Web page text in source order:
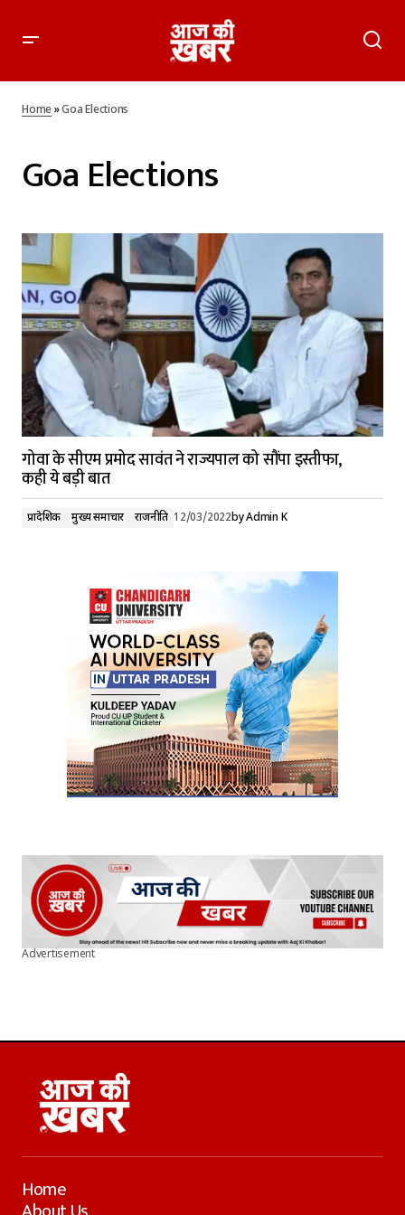
Home»Goa Elections
Goa Elections
गोवा के सीएम प्रमोद सावंत ने राज्यपाल को सौंपा इस्तीफा,
कही ये बड़ी बात
प्रादेशिक मुख्य समाचार राजनीति 12/03/2022byAdmin K
Advertisement
Home